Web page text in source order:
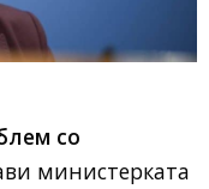
со
министерката